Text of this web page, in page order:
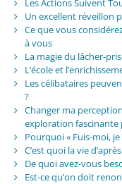
Les Actions Suivent
Un excellent réveillon
Ce que vous
à vous
La magie du lâcher-
L’école et
Les célibataires
?
Changer ma
exploration fascinante
Pourquoi « Fuis-moi,
C’est quoi la vie
De quoi avez-vous
Est-ce qu’on doit